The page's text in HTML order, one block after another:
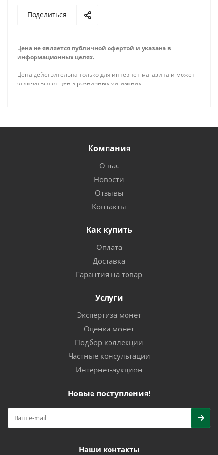
Поделиться
Цена не является публичной офертой и указана в
информационных целях.
Цена действительна только для интернет-магазина и может
отличаться от цен в розничных магазинах
Компания
О нас
Новости
Отзывы
Контакты
Как купить
Оплата
Доставка
Гарантия на товар
Услуги
Экспертиза монет
Оценка монет
Подбор коллекции
Частные консультации
Интернет-аукцион
Новые поступления!
Наши контакты